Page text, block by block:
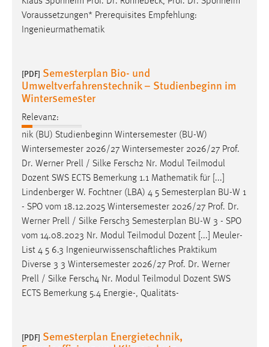
Voraussetzungen* Prerequisites Empfehlung:
Ingenieurmathematik
[PDF] Semesterplan Bio- und
Umweltverfahrenstechnik – Studienbeginn im
Wintersemester
Relevanz:
nik (BU) Studienbeginn Wintersemester (BU-W)
Wintersemester 2026/27 Wintersemester 2026/27 Prof.
Dr. Werner Prell / Silke Fersch2 Nr. Modul Teilmodul
Dozent SWS ECTS Bemerkung 1.1 Mathematik für [...]
Lindenberger W. Fochtner (LBA) 4 5 Semesterplan BU-W 1
- SPO vom 18.12.2025 Wintersemester 2026/27 Prof. Dr.
Werner Prell / Silke Fersch3 Semesterplan BU-W 3 - SPO
vom 14.08.2023 Nr. Modul Teilmodul Dozent [...] Meuler-
List 4 5 6.3 Ingenieurwissenschaftliches Praktikum
Diverse 3 3 Wintersemester 2026/27 Prof. Dr. Werner
Prell / Silke Fersch4 Nr. Modul Teilmodul Dozent SWS
ECTS Bemerkung 5.4 Energie-, Qualitäts-
[PDF] Semesterplan Energietechnik,